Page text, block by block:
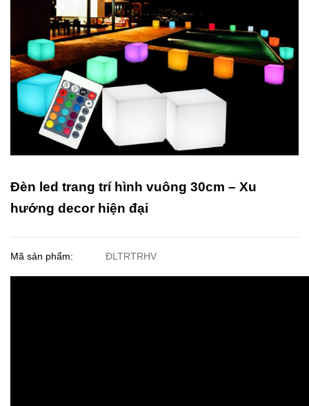
Đèn led trang trí hình vuông 30cm – Xu
hướng decor hiện đại
Mã sản phẩm: ĐLTRTRHV